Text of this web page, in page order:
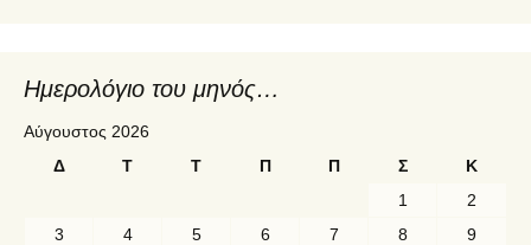
Ημερολόγιο του μηνός…
Αύγουστος 2026
Δ
Τ Τ Π Π Σ
Κ
1
2
3
4 5 6 7 8
9